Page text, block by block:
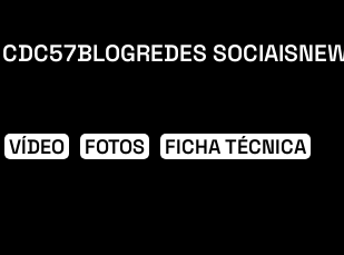
CDC57BLOGREDES SOCIAIS
VÍDEO FOTOS FICHA TÉCNICA